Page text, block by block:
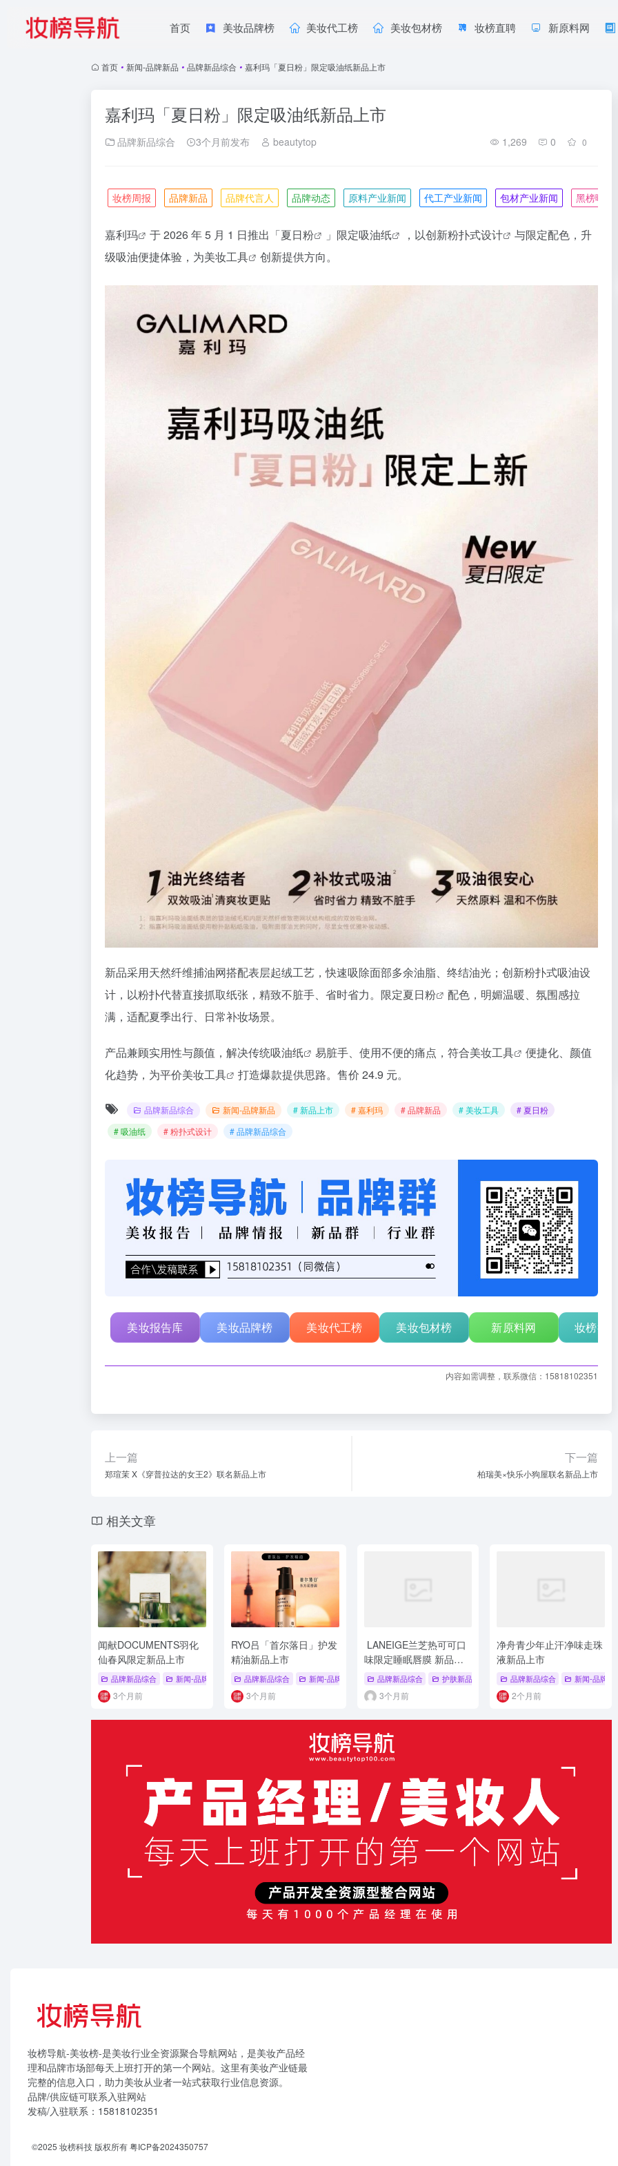
首页 美妆品牌榜 美妆代工榜 美妆包材榜 妆榜直聘 新原料网
首页 • 新闻-品牌新品 • 品牌新品综合 • 嘉利玛「夏日粉」限定吸油纸新品上市
嘉利玛「夏日粉」限定吸油纸新品上市
品牌新品综合 3个月前发布 beautytop 1,269 0 0
妆榜周报 品牌新品 品牌代言人 品牌动态 原料产业新闻 代工产业新闻 包材产业新闻 黑榜曝光
嘉利玛 于 2026 年 5 月 1 日推出「夏日粉 」限定吸油纸 ，以创新粉扑式设计
与限定配色，升
级吸油便捷体验，为美妆工具 创新提供方向。
新品采用天然纤维捕油网搭配表层起绒工艺，快速吸除面部多余油脂、终结油光；创新粉扑式吸油设
计，以粉扑代替直接抓取纸张，精致不脏手、省时省力。限定夏日粉
配色，明媚温暖、氛围感拉
满，适配夏季出行、日常补妆场景。
产品兼顾实用性与颜值，解决传统吸油纸 易脏手、使用不便的痛点，符合美妆工具
便捷化、颜值
化趋势，为平价美妆工具 打造爆款提供思路。售价 24.9 元。
品牌新品综合 新闻-品牌新品 # 新品上市 # 嘉利玛 # 品牌新品 # 美妆工具
# 夏日粉
# 吸油纸
# 粉扑式设计 # 品牌新品综合
美妆报告库 美妆品牌榜 美妆代工榜 美妆包材榜 新原料网 妆榜行
内容如需调整，联系微信：15818102351
上一篇
郑瑄茉 X《穿普拉达的女王2》联名新品上市
下一篇
柏瑞美×快乐小狗屋联名新品上市
相关文章
闻献DOCUMENTS羽化
仙春风限定新品上市
品牌新品综合 新闻-品牌新品 # 新品上市 # 香水 # 闻献
3个月前
RYO吕「首尔落日」护发
精油新品上市
品牌新品综合 新闻-品牌新品 # 新品上市 # 护发精油 # Ryo吕
3个月前
LANEIGE兰芝热可可口
味限定睡眠唇膜 新品上
市 品牌新品综合 护肤新品 # 新品上市 # 兰芝 # 唇膜
3个月前
净舟青少年止汗净味走珠
液新品上市
品牌新品综合 新闻-品牌新
2个月前
妆榜导航-美妆榜-是美妆行业全资源聚合导航网站，是美妆产品经
理和品牌市场部每天上班打开的第一个网站。这里有美妆产业链最
完整的信息入口，助力美妆从业者一站式获取行业信息资源。
品牌/供应链可联系入驻网站
发稿/入驻联系：15818102351
©2025 妆榜科技 版权所有粤ICP备2024350757